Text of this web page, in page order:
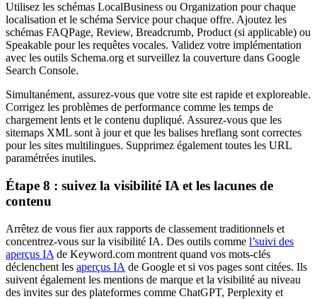
Utilisez les schémas LocalBusiness ou Organization pour chaque
localisation et le schéma Service pour chaque offre. Ajoutez les
schémas FAQPage, Review, Breadcrumb, Product (si applicable) ou
Speakable pour les requêtes vocales. Validez votre implémentation
avec les outils Schema.org et surveillez la couverture dans Google
Search Console.
Simultanément, assurez-vous que votre site est rapide et exploreable.
Corrigez les problèmes de performance comme les temps de
chargement lents et le contenu dupliqué. Assurez-vous que les
sitemaps XML sont à jour et que les balises hreflang sont correctes
pour les sites multilingues. Supprimez également toutes les URL
paramétrées inutiles.
Étape 8 : suivez la visibilité IA et les lacunes de
contenu
Arrêtez de vous fier aux rapports de classement traditionnels et
concentrez-vous sur la visibilité IA. Des outils comme l’suivi des
aperçus IA de Keyword.com montrent quand vos mots-clés
déclenchent les aperçus IA de Google et si vos pages sont citées. Ils
suivent également les mentions de marque et la visibilité au niveau
des invites sur des plateformes comme ChatGPT, Perplexity et